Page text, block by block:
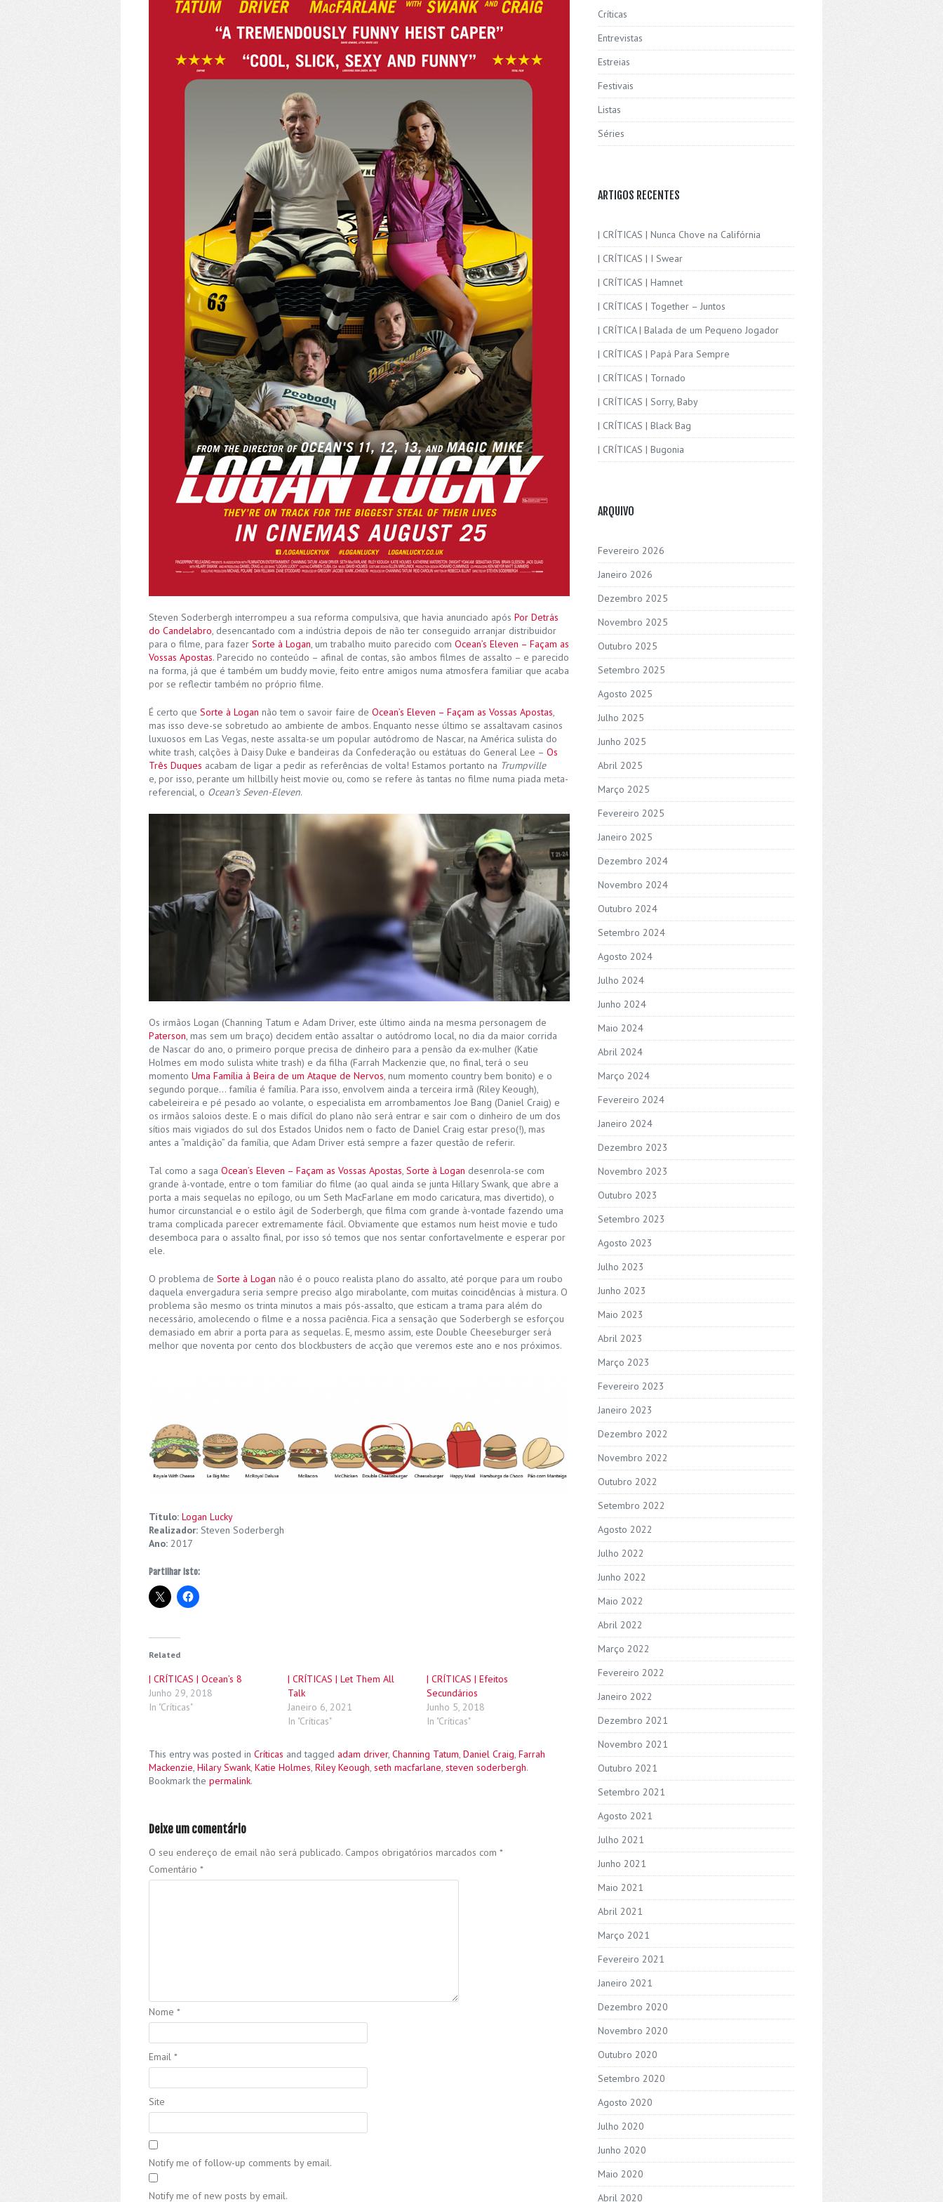
Steven Soderbergh interrompeu a sua reforma compulsiva, que havia anunciado após Por Detrás
do Candelabro, desencantado com a indústria depois de não ter conseguido arranjar distribuidor
para o filme, para fazer Sorte à Logan, um trabalho muito parecido com Ocean’s Eleven – Façam as
Vossas Apostas. Parecido no conteúdo – afinal de contas, são ambos filmes de assalto – e parecido
na forma, já que é também um buddy movie, feito entre amigos numa atmosfera familiar que acaba
por se reflectir também no próprio filme.
É certo que Sorte à Logan não tem o savoir faire de Ocean’s Eleven – Façam as Vossas Apostas,
mas isso deve-se sobretudo ao ambiente de ambos. Enquanto nesse último se assaltavam casinos
luxuosos em Las Vegas, neste assalta-se um popular autódromo de Nascar, na América sulista do
white trash, calções à Daisy Duke e bandeiras da Confederação ou estátuas do General Lee – Os
Três Duques acabam de ligar a pedir as referências de volta! Estamos portanto na Trumpville
e, por isso, perante um hillbilly heist movie ou, como se refere às tantas no filme numa piada meta-
referencial, o Ocean’s Seven-Eleven.
Os irmãos Logan (Channing Tatum e Adam Driver, este último ainda na mesma personagem de
Paterson, mas sem um braço) decidem então assaltar o autódromo local, no dia da maior corrida
de Nascar do ano, o primeiro porque precisa de dinheiro para a pensão da ex-mulher (Katie
Holmes em modo sulista white trash) e da filha (Farrah Mackenzie que, no final, terá o seu
momento Uma Família à Beira de um Ataque de Nervos, num momento country bem bonito) e o
segundo porque… família é família. Para isso, envolvem ainda a terceira irmã (Riley Keough),
cabeleireira e pé pesado ao volante, o especialista em arrombamentos Joe Bang (Daniel Craig) e
os irmãos saloios deste. E o mais difícil do plano não será entrar e sair com o dinheiro de um dos
sítios mais vigiados do sul dos Estados Unidos nem o facto de Daniel Craig estar preso(!), mas
antes a “maldição” da família, que Adam Driver está sempre a fazer questão de referir.
Tal como a saga Ocean’s Eleven – Façam as Vossas Apostas, Sorte à Logan desenrola-se com
grande à-vontade, entre o tom familiar do filme (ao qual ainda se junta Hillary Swank, que abre a
porta a mais sequelas no epílogo, ou um Seth MacFarlane em modo caricatura, mas divertido), o
humor circunstancial e o estilo ágil de Soderbergh, que filma com grande à-vontade fazendo uma
trama complicada parecer extremamente fácil. Obviamente que estamos num heist movie e tudo
desemboca para o assalto final, por isso só temos que nos sentar confortavelmente e esperar por
ele.
O problema de Sorte à Logan não é o pouco realista plano do assalto, até porque para um roubo
daquela envergadura seria sempre preciso algo mirabolante, com muitas coincidências à mistura. O
problema são mesmo os trinta minutos a mais pós-assalto, que esticam a trama para além do
necessário, amolecendo o filme e a nossa paciência. Fica a sensação que Soderbergh se esforçou
demasiado em abrir a porta para as sequelas. E, mesmo assim, este Double Cheeseburger será
melhor que noventa por cento dos blockbusters de acção que veremos este ano e nos próximos.
Título: Logan Lucky
Realizador: Steven Soderbergh
Ano: 2017
Partilhar isto:
Related
| CRÍTICAS | Ocean’s 8
Junho 29, 2018
In "Críticas"
| CRÍTICAS | Let Them All
Talk
Janeiro 6, 2021
In "Críticas"
| CRÍTICAS | Efeitos
Secundários
Junho 5, 2018
In "Críticas"
This entry was posted in Críticas and tagged adam driver, Channing Tatum, Daniel Craig, Farrah
Mackenzie, Hilary Swank, Katie Holmes, Riley Keough, seth macfarlane, steven soderbergh.
Bookmark the permalink.
Deixe um comentário
O seu endereço de email não será publicado. Campos obrigatórios marcados com *
Comentário *
Nome *
Email *
Site
Notify me of follow-up comments by email.
Notify me of new posts by email.
Críticas
Entrevistas
Estreias
Festivais
Listas
Séries
ARTIGOS RECENTES
| CRÍTICAS | Nunca Chove na Califórnia
| CRÍTICAS | I Swear
| CRÍTICAS | Hamnet
| CRÍTICAS | Together – Juntos
| CRÍTICA | Balada de um Pequeno Jogador
| CRÍTICAS | Papá Para Sempre
| CRÍTICAS | Tornado
| CRÍTICAS | Sorry, Baby
| CRÍTICAS | Black Bag
| CRÍTICAS | Bugonia
ARQUIVO
Fevereiro 2026
Janeiro 2026
Dezembro 2025
Novembro 2025
Outubro 2025
Setembro 2025
Agosto 2025
Julho 2025
Junho 2025
Abril 2025
Março 2025
Fevereiro 2025
Janeiro 2025
Dezembro 2024
Novembro 2024
Outubro 2024
Setembro 2024
Agosto 2024
Julho 2024
Junho 2024
Maio 2024
Abril 2024
Março 2024
Fevereiro 2024
Janeiro 2024
Dezembro 2023
Novembro 2023
Outubro 2023
Setembro 2023
Agosto 2023
Julho 2023
Junho 2023
Maio 2023
Abril 2023
Março 2023
Fevereiro 2023
Janeiro 2023
Dezembro 2022
Novembro 2022
Outubro 2022
Setembro 2022
Agosto 2022
Julho 2022
Junho 2022
Maio 2022
Abril 2022
Março 2022
Fevereiro 2022
Janeiro 2022
Dezembro 2021
Novembro 2021
Outubro 2021
Setembro 2021
Agosto 2021
Julho 2021
Junho 2021
Maio 2021
Abril 2021
Março 2021
Fevereiro 2021
Janeiro 2021
Dezembro 2020
Novembro 2020
Outubro 2020
Setembro 2020
Agosto 2020
Julho 2020
Junho 2020
Maio 2020
Abril 2020